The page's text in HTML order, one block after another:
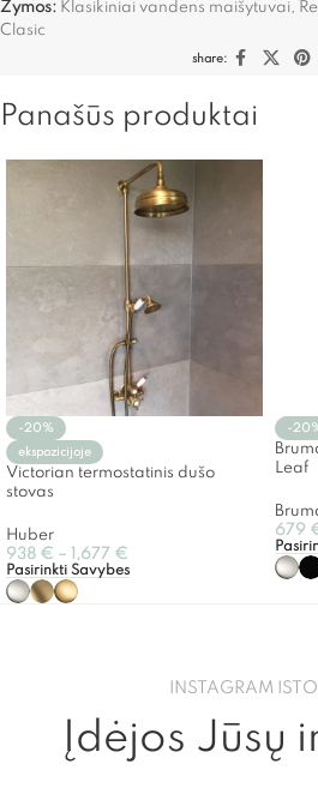
Žymos: Klasikiniai vandens maišytuvai
Clasic
share:
Panašūs produktai
-20%
ekspozicijoje
Victorian termostatinis dušo
stovas
Huber
938 € – 1,677 €
Pasirinkti Savybes
-
Leaf
679
INSTAGRAM
Įdėjos Jūsų